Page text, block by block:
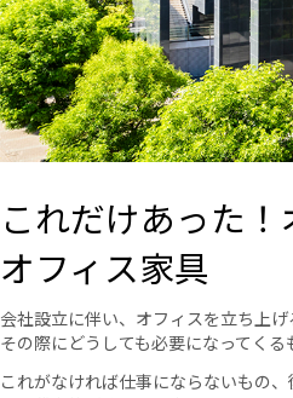
これだけあった
オフィス家具
会社設立に伴い、オフィスを立ち上
その際にどうしても必要になってくる
これがなければ仕事にならないもの